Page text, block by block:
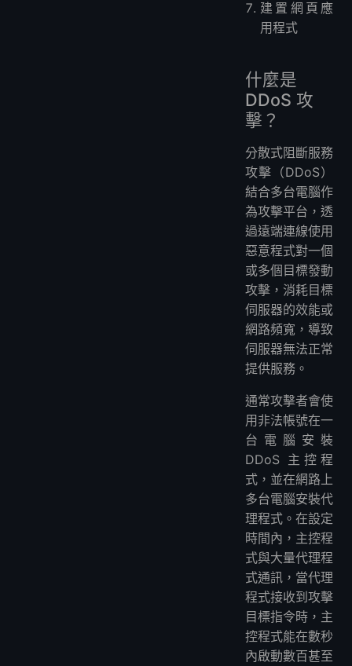
建置網頁應
用程式
什麼是
DDoS 攻
擊？
分散式阻斷服務
攻擊（DDoS）
結合多台電腦作
為攻擊平台，透
過遠端連線使用
惡意程式對一個
或多個目標發動
攻擊，消耗目標
伺服器的效能或
網路頻寬，導致
伺服器無法正常
提供服務。
通常攻擊者會使
用非法帳號在一
台電腦安裝
DDoS 主控程
式，並在網路上
多台電腦安裝代
理程式。在設定
時間內，主控程
式與大量代理程
式通訊，當代理
程式接收到攻擊
目標指令時，主
控程式能在數秒
內啟動數百甚至